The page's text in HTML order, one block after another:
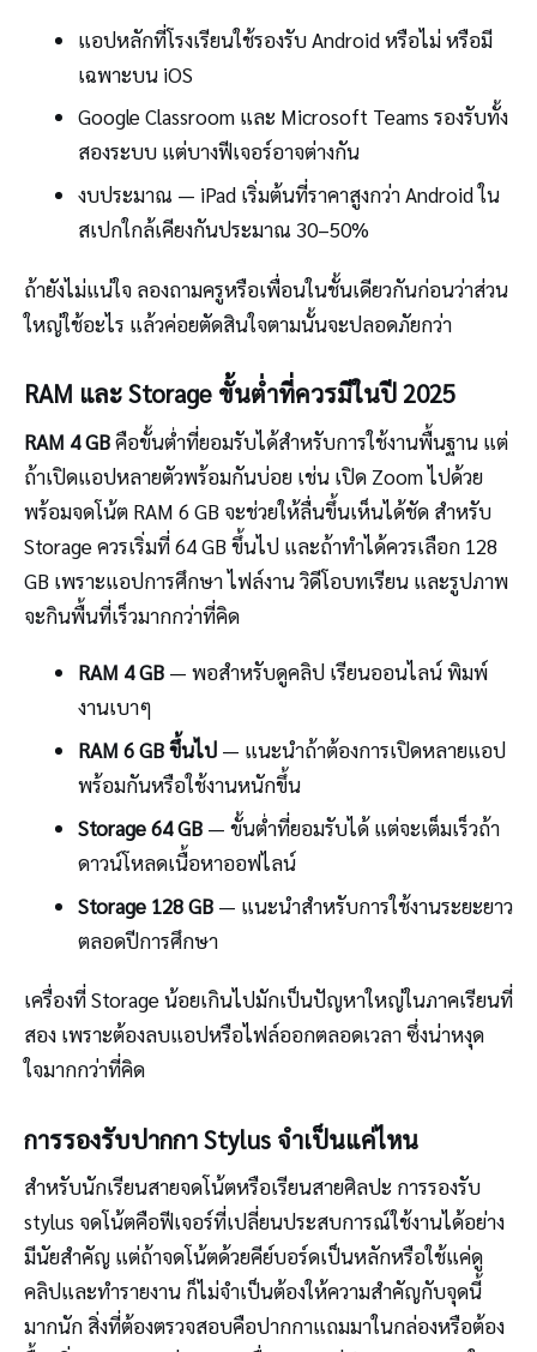
แอปหลักที่โรงเรียนใช้รองรับ Android หรือไม่ หรือมี
เฉพาะบน iOS
Google Classroom และ Microsoft Teams รองรับทั้ง
สองระบบ แต่บางฟีเจอร์อาจต่างกัน
งบประมาณ — iPad เริ่มต้นที่ราคาสูงกว่า Android ใน
สเปกใกล้เคียงกันประมาณ 30–50%
ถ้ายังไม่แน่ใจ ลองถามครูหรือเพื่อนในชั้นเดียวกันก่อนว่าส่วน
ใหญ่ใช้อะไร แล้วค่อยตัดสินใจตามนั้นจะปลอดภัยกว่า
RAM และ Storage ขั้นต่ำที่ควรมีในปี 2025
RAM 4 GBคือขั้นต่ำที่ยอมรับได้สำหรับการใช้งานพื้นฐาน แต่
ถ้าเปิดแอปหลายตัวพร้อมกันบ่อย เช่น เปิด Zoom ไปด้วย
พร้อมจดโน้ต RAM 6 GB จะช่วยให้ลื่นขึ้นเห็นได้ชัด สำหรับ
Storage ควรเริ่มที่ 64 GB ขึ้นไป และถ้าทำได้ควรเลือก 128
GB เพราะแอปการศึกษา ไฟล์งาน วิดีโอบทเรียน และรูปภาพ
จะกินพื้นที่เร็วมากกว่าที่คิด
RAM 4 GB— พอสำหรับดูคลิป เรียนออนไลน์ พิมพ์
งานเบาๆ
RAM 6 GB ขึ้นไป— แนะนำถ้าต้องการเปิดหลายแอป
พร้อมกันหรือใช้งานหนักขึ้น
Storage 64 GB— ขั้นต่ำที่ยอมรับได้ แต่จะเต็มเร็วถ้า
ดาวน์โหลดเนื้อหาออฟไลน์
Storage 128 GB— แนะนำสำหรับการใช้งานระยะยาว
ตลอดปีการศึกษา
เครื่องที่ Storage น้อยเกินไปมักเป็นปัญหาใหญ่ในภาคเรียนที่
สอง เพราะต้องลบแอปหรือไฟล์ออกตลอดเวลา ซึ่งน่าหงุด
ใจมากกว่าที่คิด
การรองรับปากกา Stylus จำเป็นแค่ไหน
สำหรับนักเรียนสายจดโน้ตหรือเรียนสายศิลปะ การรองรับ
stylus จดโน้ตคือฟีเจอร์ที่เปลี่ยนประสบการณ์ใช้งานได้อย่าง
มีนัยสำคัญ แต่ถ้าจดโน้ตด้วยคีย์บอร์ดเป็นหลักหรือใช้แค่ดู
คลิปและทำรายงาน ก็ไม่จำเป็นต้องให้ความสำคัญกับจุดนี้
มากนัก สิ่งที่ต้องตรวจสอบคือปากกาแถมมาในกล่องหรือต้อง